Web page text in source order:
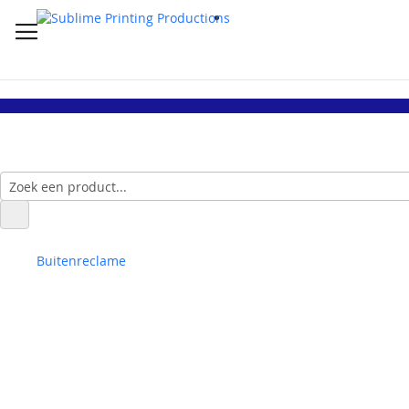
Buitenreclame